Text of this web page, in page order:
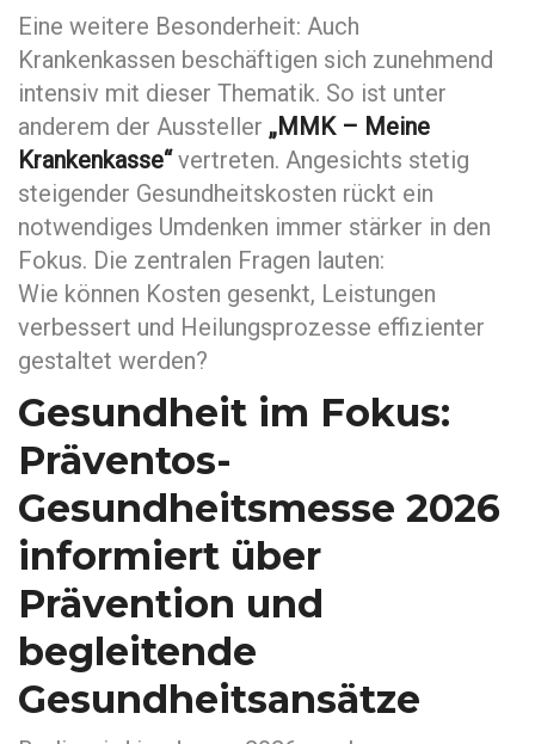
Eine weitere Besonderheit: Auch
Krankenkassen beschäftigen sich zunehmend
intensiv mit dieser Thematik. So ist unter
anderem der Aussteller „MMK – Meine
Krankenkasse“vertreten. Angesichts stetig
steigender Gesundheitskosten rückt ein
notwendiges Umdenken immer stärker in den
Fokus. Die zentralen Fragen lauten:
Wie können Kosten gesenkt, Leistungen
verbessert und Heilungsprozesse effizienter
gestaltet werden?
Gesundheit im Fokus:
Präventos-
Gesundheitsmesse 2026
informiert über
Prävention und
begleitende
Gesundheitsansätze